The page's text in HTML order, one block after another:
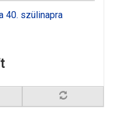
40. szülinapra